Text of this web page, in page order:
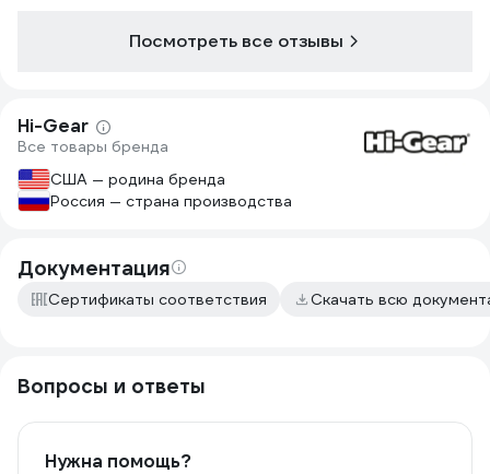
Посмотреть все отзывы
Hi-Gear
Все товары бренда
США — родина бренда
Россия — страна производства
Документация
Сертификаты соответствия Скачать всю
Вопросы и ответы
Нужна помощь?